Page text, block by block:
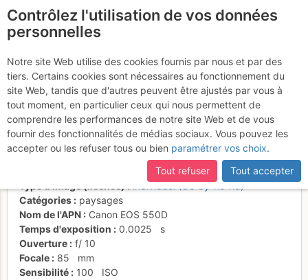
Carlit depuis barrage du
Lanós
Activités
Date/heure
Philippe Queinnec
individuel (CC by-nc-nd)
Catégories
paysages
Nom de l'APN
Canon EOS 550D
Temps d'exposition
0.0025
s
Ouverture
f/ 10
Focale
85
mm
Sensibilité
100
ISO
Contrôlez l'utilisation de vos données
personnelles
Notre site Web utilise des cookies fournis par nous et par des
tiers. Certains cookies sont nécessaires au fonctionnement du
site Web, tandis que d'autres peuvent être ajustés par vous à
tout moment, en particulier ceux qui nous permettent de
comprendre les performances de notre site Web et de vous
fournir des fonctionnalités de médias sociaux. Vous pouvez les
accepter ou les refuser tous ou bien paramétrer vos choix.
Tout refuser
Tout accepter